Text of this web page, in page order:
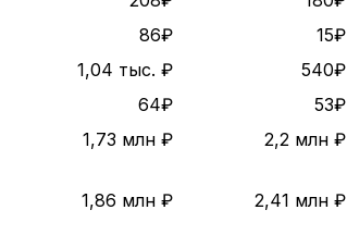
86₽
15₽
1,04 тыс. ₽
540₽
64₽
53₽
1,73 млн ₽ 2,2 млн ₽
1,86 млн ₽ 2,41 млн ₽